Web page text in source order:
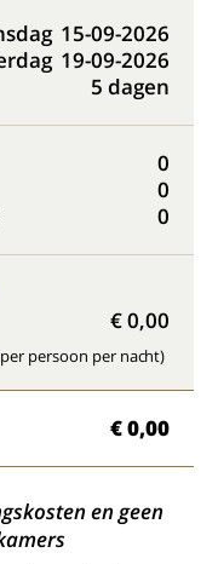
15-09-2026
19-09-2026
5 dagen
0
0
0
€ 0,00
persoon per nacht)
€ 0,00
en geen